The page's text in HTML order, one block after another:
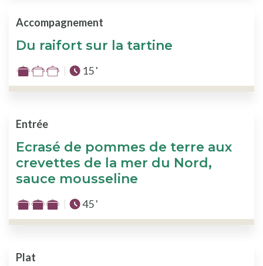
sur
Du raifort sur la tartine
Accompagnement
Difficulté
:
sur
Temps total :
15 '
Ecrasé de pommes de terre aux
crevettes de la mer du Nord,
sauce mousseline
Entrée
Difficulté
:
sur
Temps total :
45 '
Plat